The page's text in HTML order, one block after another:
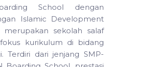
School dengan
Islamic Development
merupakan sekolah salaf
kurikulum di bidang
Terdiri dari jenjang SMP-